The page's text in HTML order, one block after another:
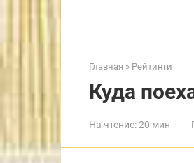
Главная » Рейтинги
Куда
На чтение:20 мин